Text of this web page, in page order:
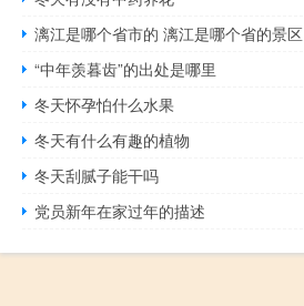
漓江是哪个省市的 漓江是哪个省的景区
“中年羡暮齿”的出处是哪里
冬天怀孕怕什么水果
冬天有什么有趣的植物
冬天刮腻子能干吗
党员新年在家过年的描述